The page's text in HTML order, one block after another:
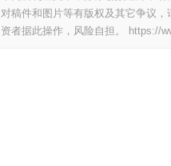
对稿件和图片等有版权及其它争议
资者据此操作，风险自担。
https://